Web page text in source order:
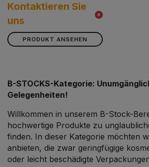
Kontaktieren Sie
uns
PRODUKT ANSEHEN
B-STOCKS-Kategorie:
Gelegenheiten!
Willkommen in unserem B-Stock-
hochwertige Produkte zu
finden. In dieser Kategorie möchten
anbieten, die zwar geringfügige
oder leicht beschädigte